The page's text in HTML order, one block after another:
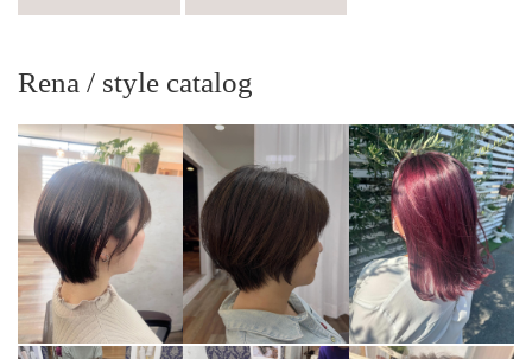
Rena / style catalog